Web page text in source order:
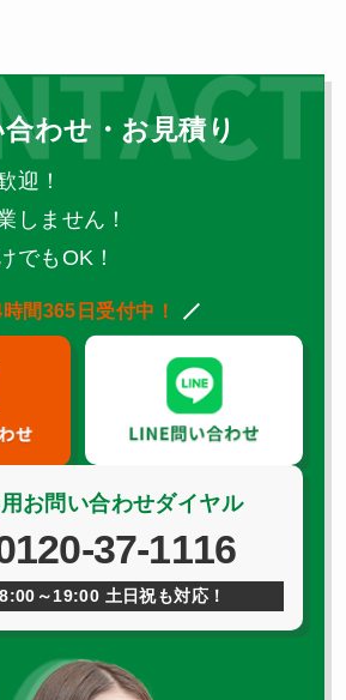
わせ・お見積り
迎！
しません！
でもOK！
間365日受付中！
お問い合わせダイヤル
37-1116
～19:00 土日祝も対応！